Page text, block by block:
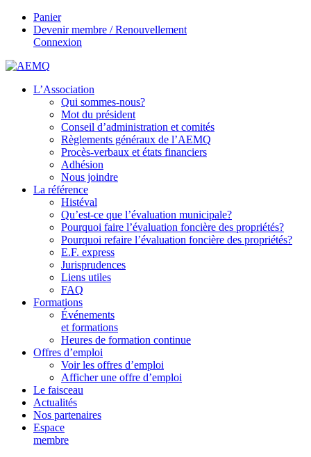
Panier
Devenir membre / Renouvellement
Connexion
L’Association
Qui sommes-nous?
Mot du président
Conseil d’administration et comités
Règlements généraux de l’AEMQ
Procès-verbaux et états financiers
Adhésion
Nous joindre
La référence
Histéval
Qu’est-ce que l’évaluation municipale?
Pourquoi faire l’évaluation foncière des propriétés?
Pourquoi refaire l’évaluation foncière des propriétés?
E.F. express
Jurisprudences
Liens utiles
FAQ
Formations
Événements
et formations
Heures de formation continue
Offres d’emploi
Voir les offres d’emploi
Afficher une offre d’emploi
Le faisceau
Actualités
Nos partenaires
Espace
membre